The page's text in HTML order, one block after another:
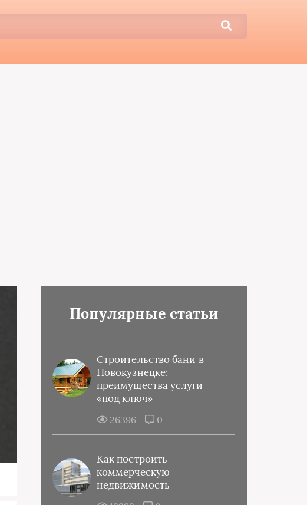
Популярные статьи
Строительство бани в
Новокузнецке:
преимущества услуги
«под ключ»
26396 0
Как построить
коммерческую
недвижимость